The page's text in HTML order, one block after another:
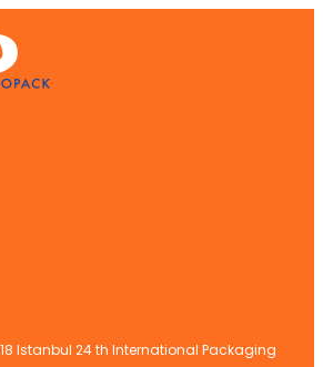
Istanbul 24 th International Packaging